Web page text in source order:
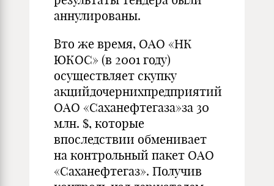
аннулированы.
Вто же время, ОАО «НК
ЮКОС» (в 2001 году)
осуществляет скупку
акцийдочернихпредприятий
ОАО «Саханефтегаза»за 30
млн. $, которые
впоследствии обменивает
на контрольный пакет ОАО
«Саханефтегаз». Получив